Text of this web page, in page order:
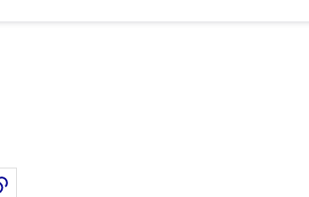
Linkedinsur Instagram